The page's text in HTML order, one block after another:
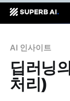
AI 인사이트
딥러닝
처리)